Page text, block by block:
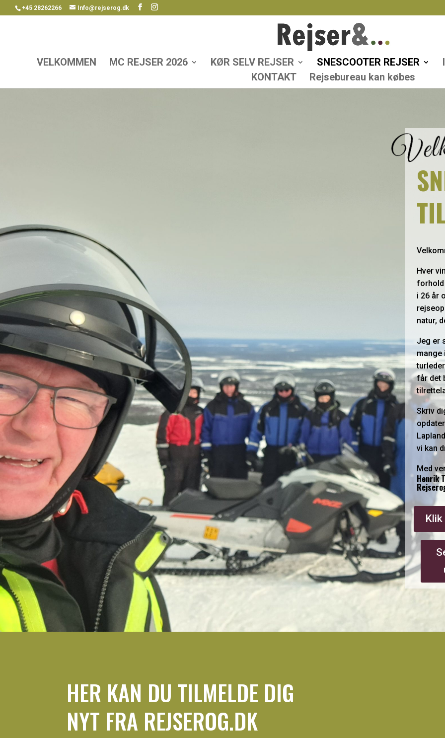
+45 28262266 Info@rejserog.dk
VELKOMMEN MC REJSER 2026 KØR SELV REJSER SNESCOOTER REJSER
KONTAKT
Rejsebureau kan købes
Hver
forhold
i 26 år
natur,
Jeg er
mange
får det
Skriv
vi kan
Med
Henrik
HER KAN DU TILMELDE DIG
NYT FRA REJSEROG.DK